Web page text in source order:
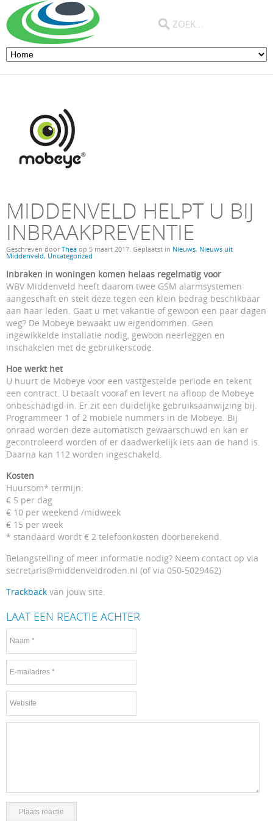
MIDDENVELD HELPT U BIJ
INBRAAKPREVENTIE
Geschreven doorThea op 5 maart 2017. Geplaatst in Nieuws, Nieuws uit
Middenveld, Uncategorized
Inbraken in woningen komen helaas regelmatig voor
WBV Middenveld heeft daarom twee GSM alarmsystemen
aangeschaft en stelt deze tegen een klein bedrag beschikbaar
aan haar leden. Gaat u met vakantie of gewoon een paar dagen
weg? De Mobeye bewaakt uw eigendommen. Geen
ingewikkelde installatie nodig, gewoon neerleggen en
inschakelen met de gebruikerscode.
Hoe werkt het
U huurt de Mobeye voor een vastgestelde periode en tekent
een contract. U betaalt vooraf en levert na afloop de Mobeye
onbeschadigd in. Er zit een duidelijke gebruiksaanwijzing bij.
Programmeer 1 of 2 mobiele nummers in de Mobeye. Bij
onraad worden deze automatisch gewaarschuwd en kan er
gecontroleerd worden of er daadwerkelijk iets aan de hand is.
Daarna kan 112 worden ingeschakeld.
Kosten
Huursom* termijn:
€ 5 per dag
€ 10 per weekend /midweek
€ 15 per week
* standaard wordt € 2 telefoonkosten doorberekend.
Belangstelling of meer informatie nodig? Neem contact op via
secretaris@middenveldroden.nl (of via 050-5029462)
Trackback van jouw site.
LAAT EEN REACTIE ACHTER